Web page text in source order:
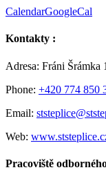
CalendarGoogleCal
Kontakty :
Adresa: Fráni Šrámka
Phone: +420 774 850
Email:
Web:
Pracoviště